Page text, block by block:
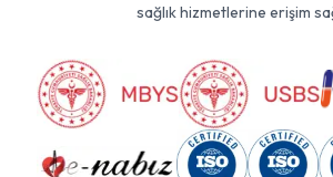
sağlık hizmetlerine erişim